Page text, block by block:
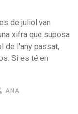
de juliol van
xifra que suposa
de l'any passat,
Si es té en
ANA